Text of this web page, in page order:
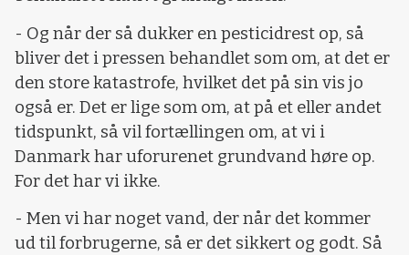
- Og når der så dukker en pesticidrest op, så
bliver det i pressen behandlet som om, at det er
den store katastrofe, hvilket det på sin vis jo
også er. Det er lige som om, at på et eller andet
tidspunkt, så vil fortællingen om, at vi i
Danmark har uforurenet grundvand høre op.
For det har vi ikke.
- Men vi har noget vand, der når det kommer
ud til forbrugerne, så er det sikkert og godt. Så